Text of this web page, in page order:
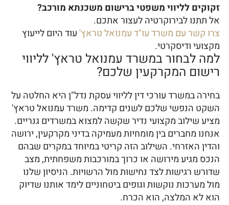
זקוקים לליווי משפטי ברישום משכנתא מורכב?
אל תתנו לבירוקרטיה לעצור אתכם.
צרו קשר עם משרד עו"ד עמנואל טראץ' עוד היום לייעוץ
מקצועי ודיסקרטי.
למה לבחור במשרד עמנואל טראץ' לליווי
רישום המקרקעין שלכם?
בחירה במשרד עורכי דין לליווי עסקת נדל"ן היא החלטה על
השקט הנפשי שלכם לשנים קדימה. משרד עמנואל טראץ'
מציע שילוב מקצועי נדיר שקשה למצוא במשרדים גנריים.
אנחנו מחברים בין מומחיות מעמיקה בדיני מקרקעין, ירושה
והדין האזרחי. השילוב הזה קריטי במיוחד במקרים שבהם
הנכס מגיע מירושה או כרוך במורכבות משפחתית, מצב
שדורש רגישות לצד נחישות מול הרשויות. הניסיון שלנו
מול מערכות נוקשות וגופים ביטחוניים לימד אותנו שדיוק
הוא לא המלצה, הוא הכרח.